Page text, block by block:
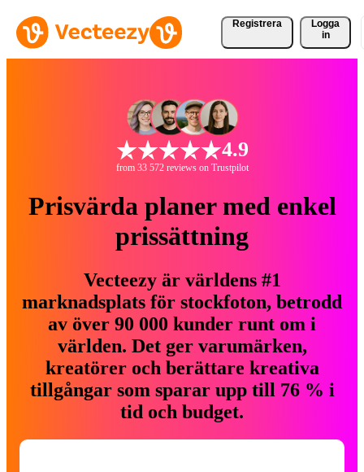
Registrera
Logga
in
4.9
from 33 572 reviews on Trustpilot
Prisvärda planer med enkel
prissättning
Vecteezy är världens #1
marknadsplats för stockfoton, betrodd
av över 90 000 kunder runt om i
världen. Det ger varumärken,
kreatörer och berättare kreativa
tillgångar som sparar upp till 76 % i
tid och budget.